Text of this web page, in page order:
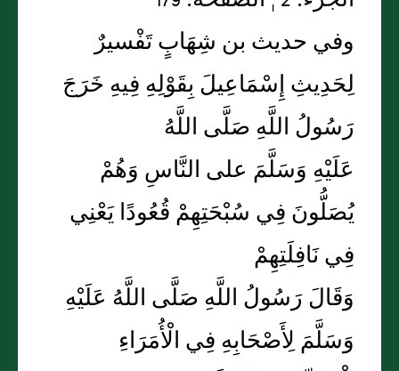
وفي حديث بن شِهَابٍ تَفْسيرٌ
لِحَدِيثِ إِسْمَاعِيلَ بِقَوْلِهِ فِيهِ خَرَجَ
رَسُولُ اللَّهِ صَلَّى اللَّهُ
عَلَيْهِ وَسَلَّمَ على النَّاسِ وَهُمْ
يُصَلُّونَ فِي سُبْحَتِهِمْ قُعُودًا يَعْنِي
فِي نَافِلَتِهِمْ
وَقَالَ رَسُولُ اللَّهِ صَلَّى اللَّهُ عَلَيْهِ
وَسَلَّمَ لِأَصْحَابِهِ فِي الْأُمَرَاءِ